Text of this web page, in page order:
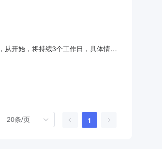
从开始，将持续3个工作日，具体情况
1